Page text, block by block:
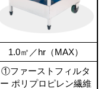
1.0㎡／hr（MAX）
①ファーストフィルタ
ー ポリプロピレン繊維